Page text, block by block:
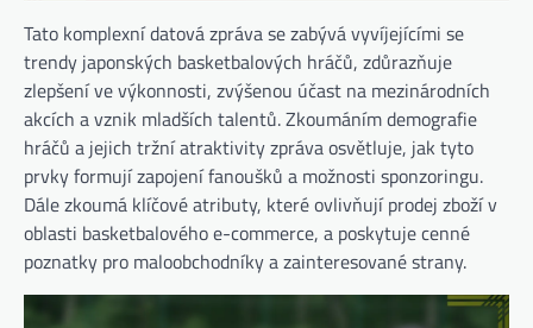
Tato komplexní datová zpráva se zabývá vyvíjejícími se
trendy japonských basketbalových hráčů, zdůrazňuje
zlepšení ve výkonnosti, zvýšenou účast na mezinárodních
akcích a vznik mladších talentů. Zkoumáním demografie
hráčů a jejich tržní atraktivity zpráva osvětluje, jak tyto
prvky formují zapojení fanoušků a možnosti sponzoringu.
Dále zkoumá klíčové atributy, které ovlivňují prodej zboží v
oblasti basketbalového e-commerce, a poskytuje cenné
poznatky pro maloobchodníky a zainteresované strany.